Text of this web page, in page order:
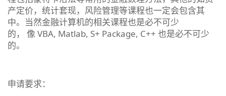
产定价，统计套现，风险管理等课程也一定会包含其
中。当然金融计算机的相关课程也是必不可少
的， 像 VBA, Matlab, S+ Package, C++ 也是必不可少
的。
申请要求：